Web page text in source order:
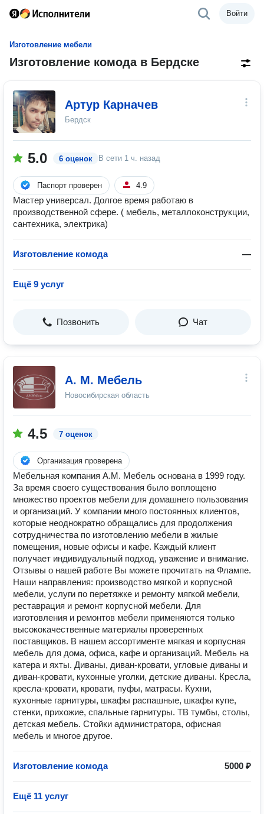
Войти
Изготовление мебели
Изготовление комода в Бердске
Артур Карначев
Бердск
5.0 6 оценок В сети 1 ч. назад
Паспорт проверен 4.9
Мастер универсал. Долгое время работаю в
производственной сфере. ( мебель, металлоконструкции,
сантехника, электрика)
Изготовление комода —
Ещё 9 услуг
Позвонить Чат
А. М. Мебель
Новосибирская область
4.5 7 оценок
Организация проверена
Мебельная компания А.М. Мебель основана в 1999 году.
За время своего существования было воплощено
множество проектов мебели для домашнего пользования
и организаций. У компании много постоянных клиентов,
которые неоднократно обращались для продолжения
сотрудничества по изготовлению мебели в жилые
помещения, новые офисы и кафе. Каждый клиент
получает индивидуальный подход, уважение и внимание.
Отзывы о нашей работе Вы можете прочитать на Флампе.
Наши направления: производство мягкой и корпусной
мебели, услуги по перетяжке и ремонту мягкой мебели,
реставрация и ремонт корпусной мебели. Для
изготовления и ремонтов мебели применяются только
высококачественные материалы проверенных
поставщиков. В нашем ассортименте мягкая и корпусная
мебель для дома, офиса, кафе и организаций. Мебель на
катера и яхты. Диваны, диван-кровати, угловые диваны и
диван-кровати, кухонные уголки, детские диваны. Кресла,
кресла-кровати, кровати, пуфы, матрасы. Кухни,
кухонные гарнитуры, шкафы распашные, шкафы купе,
стенки, прихожие, спальные гарнитуры. ТВ тумбы, столы,
детская мебель. Стойки администратора, офисная
мебель и многое другое.
Изготовление комода 5000 ₽
Ещё 11 услуг